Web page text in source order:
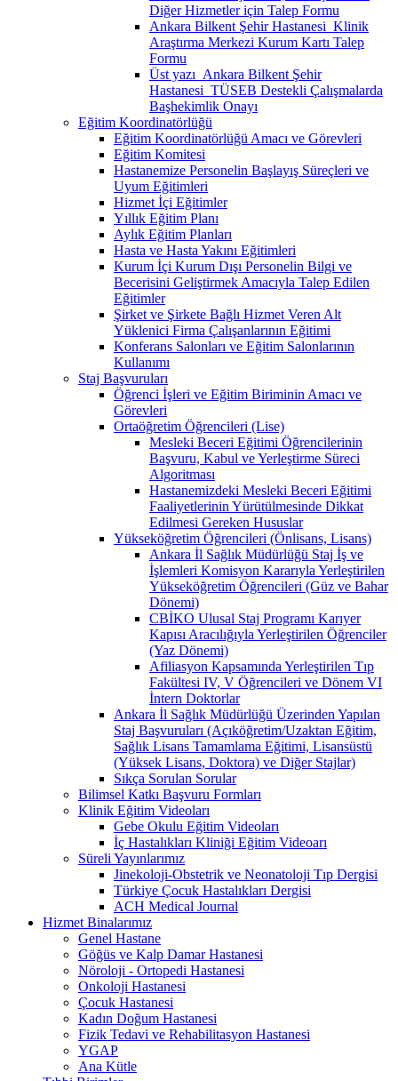
Diğer Hizmetler için Talep Formu
Ankara Bilkent Şehir Hastanesi_Klinik
Araştırma Merkezi Kurum Kartı Talep
Formu
Üst yazı_Ankara Bilkent Şehir
Hastanesi_TÜSEB Destekli Çalışmalarda
Başhekimlik Onayı
Eğitim Koordinatörlüğü
Eğitim Koordinatörlüğü Amacı ve Görevleri
Eğitim Komitesi
Hastanemize Personelin Başlayış Süreçleri ve
Uyum Eğitimleri
Hizmet İçi Eğitimler
Yıllık Eğitim Planı
Aylık Eğitim Planları
Hasta ve Hasta Yakını Eğitimleri
Kurum İçi Kurum Dışı Personelin Bilgi ve
Becerisini Geliştirmek Amacıyla Talep Edilen
Eğitimler
Şirket ve Şirkete Bağlı Hizmet Veren Alt
Yüklenici Firma Çalışanlarının Eğitimi
Konferans Salonları ve Eğitim Salonlarının
Kullanımı
Staj Başvuruları
Öğrenci İşleri ve Eğitim Biriminin Amacı ve
Görevleri
Ortaöğretim Öğrencileri (Lise)
Mesleki Beceri Eğitimi Öğrencilerinin
Başvuru, Kabul ve Yerleştirme Süreci
Algoritması
Hastanemizdeki Mesleki Beceri Eğitimi
Faaliyetlerinin Yürütülmesinde Dikkat
Edilmesi Gereken Hususlar
Yükseköğretim Öğrencileri (Önlisans, Lisans)
Ankara İl Sağlık Müdürlüğü Staj İş ve
İşlemleri Komisyon Kararıyla Yerleştirilen
Yükseköğretim Öğrencileri (Güz ve Bahar
Dönemi)
CBİKO Ulusal Staj Programı Karıyer
Kapısı Aracılığıyla Yerleştirilen Öğrenciler
(Yaz Dönemi)
Afiliasyon Kapsamında Yerleştirilen Tıp
Fakültesi IV, V Öğrencileri ve Dönem VI
İntern Doktorlar
Ankara İl Sağlık Müdürlüğü Üzerinden Yapılan
Staj Başvuruları (Açıköğretim/Uzaktan Eğitim,
Sağlık Lisans Tamamlama Eğitimi, Lisansüstü
(Yüksek Lisans, Doktora) ve Diğer Stajlar)
Sıkça Sorulan Sorular
Bilimsel Katkı Başvuru Formları
Klinik Eğitim Videoları
Gebe Okulu Eğitim Videoları
İç Hastalıkları Kliniği Eğitim Videoarı
Süreli Yayınlarımız
Jinekoloji-Obstetrik ve Neonatoloji Tıp Dergisi
Türkiye Çocuk Hastalıkları Dergisi
ACH Medical Journal
Hizmet Binalarımız
Genel Hastane
Göğüs ve Kalp Damar Hastanesi
Nöroloji - Ortopedi Hastanesi
Onkoloji Hastanesi
Çocuk Hastanesi
Kadın Doğum Hastanesi
Fizik Tedavi ve Rehabilitasyon Hastanesi
YGAP
Ana Kütle